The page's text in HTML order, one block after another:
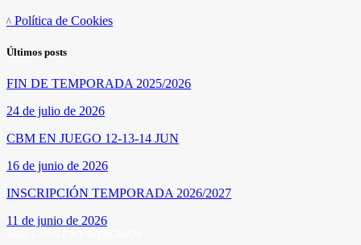
Política de Cookies
Últimos posts
FIN DE TEMPORADA 2025/2026
24 de julio de 2026
CBM EN JUEGO 12-13-14 JUN
16 de junio de 2026
INSCRIPCIÓN TEMPORADA 2026/2027
11 de junio de 2026